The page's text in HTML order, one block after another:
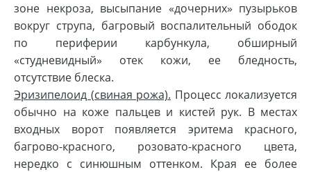
зоне некроза, высыпание «дочерних» пузырьков
вокруг струпа, багровый воспалительный ободок
по периферии карбункула, обширный
«студневидный» отек кожи, ее бледность,
отсутствие блеска.
Эризипелоид (свиная рожа). Процесс локализуется
обычно на коже пальцев и кистей рук. В местах
входных ворот появляется эритема красного,
багрово-красного, розовато-красного цвета,
нередко с синюшным оттенком. Края ее более